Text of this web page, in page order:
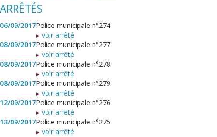
ARRÊTÉS
06/09/2017Police municipale n°274
voir arrêté
08/09/2017Police municipale n°277
voir arrêté
08/09/2017Police municipale n°278
voir arrêté
08/09/2017Police municipale n°279
voir arrêté
12/09/2017Police municipale n°276
voir arrêté
13/09/2017Police municipale n°275
voir arrêté